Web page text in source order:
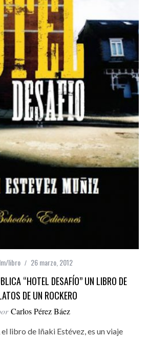
libro 26 marzo, 2012
“HOTEL DESAFÍO” UN LIBRO DE
DE UN ROCKERO
Carlos Pérez Báez
libro de Iñaki Estévez, es un viaje